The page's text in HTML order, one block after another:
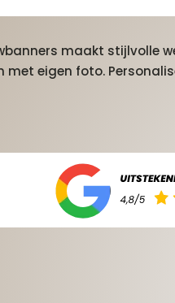
maakt stijlvolle
met eigen foto.